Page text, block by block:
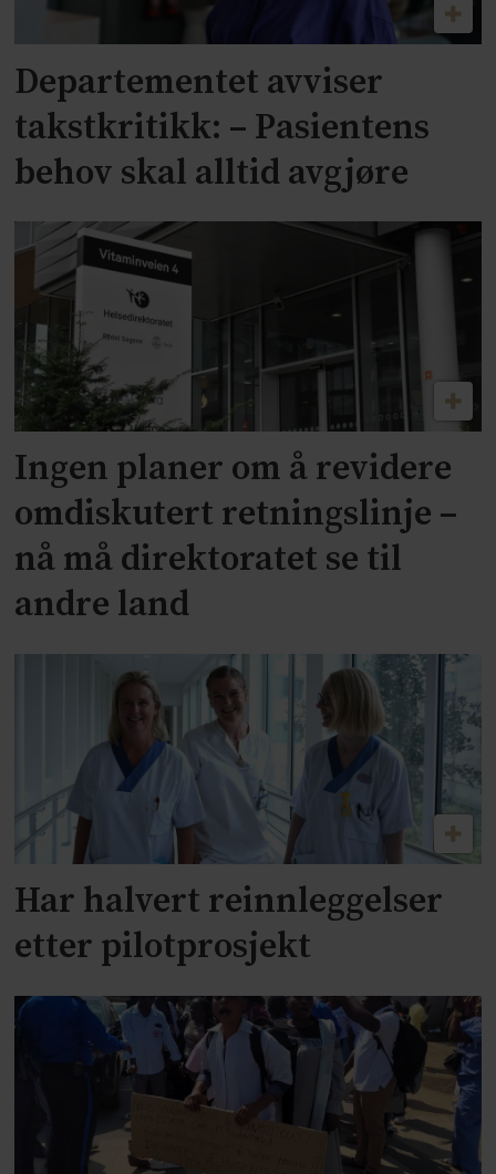
Departementet avviser
takstkritikk: – Pasientens
behov skal alltid avgjøre
Ingen planer om å revidere
omdiskutert retningslinje –
nå må direktoratet se til
andre land
Har halvert reinnleggelser
etter pilotprosjekt